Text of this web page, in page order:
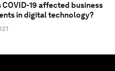
COVID-19 affected business
in digital technology?